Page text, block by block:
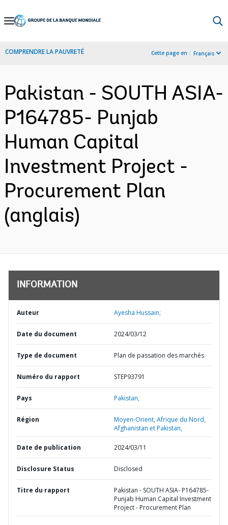
Skip
Navigation
COMPRENDRE LA PAUVRETÉ Cette page en : Français
Pakistan - SOUTH ASIA-
P164785- Punjab
Human Capital
Investment Project -
Procurement Plan
(anglais)
INFORMATION
Auteur Ayesha Hussain;
Date du document 2024/03/12
Type de document Plan de passation des marchés
Numéro du rapport STEP93791
Pays Pakistan,
Région
Moyen-Orient, Afrique du Nord,
Afghanistan et Pakistan,
Date de publication 2024/03/11
Disclosure Status Disclosed
Titre du rapport
Pakistan - SOUTH ASIA- P164785-
Punjab Human Capital Investment
Project - Procurement Plan